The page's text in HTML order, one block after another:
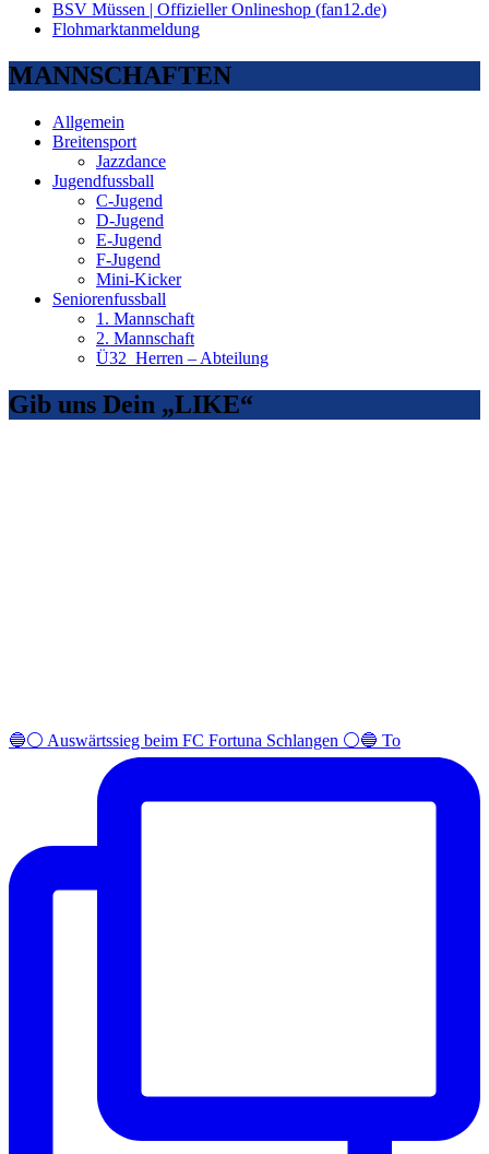
BSV Müssen | Offizieller Onlineshop (fan12.de)
Flohmarktanmeldung
MANNSCHAFTEN
Allgemein
Breitensport
Jazzdance
Jugendfussball
C-Jugend
D-Jugend
E-Jugend
F-Jugend
Mini-Kicker
Seniorenfussball
1. Mannschaft
2. Mannschaft
Ü32_Herren – Abteilung
Gib uns Dein „LIKE“
🔵⚪️ Auswärtssieg beim FC Fortuna Schlangen ⚪️🔵 To